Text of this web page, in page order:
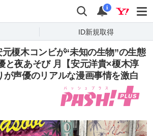
検索 通知
i
ID新規取得
元榎木コンビが“未知の生物”の生態
と夜あそび 月【安元洋貴×榎木淳
が声優のリアルな漫画事情を激白